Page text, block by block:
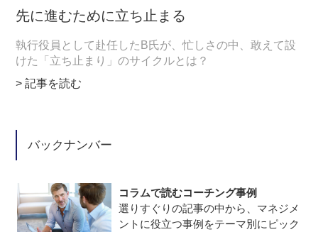
先に進むために立ち止まる
執行役員として赴任したB氏が、忙しさの中、敢えて設
けた「立ち止まり」のサイクルとは？
> 記事を読む
バックナンバー
コラムで読むコーチング事例
選りすぐりの記事の中から、マネジメ
ントに役立つ事例をテーマ別にピック